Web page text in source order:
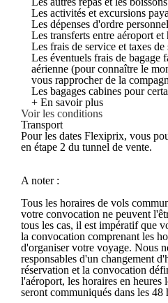
Les activités et excursions
Les dépenses d'ordre personnel
Les transferts entre aéroport et
Les frais de service et taxes de
Les éventuels frais de bagage
aérienne (pour connaître le
vous rapprocher de la
Les bagages cabines pour
+ En savoir plus
Voir les conditions
Transport
Pour les dates Flexiprix, vous
en étape 2 du tunnel de vente.
A noter :
Tous les horaires de vols
votre convocation ne peuvent
tous les cas, il est impératif que
la convocation comprenant les
d'organiser votre voyage. Nous
responsables d'un changement
réservation et la convocation
l'aéroport, les horaires en
seront communiqués dans les 48